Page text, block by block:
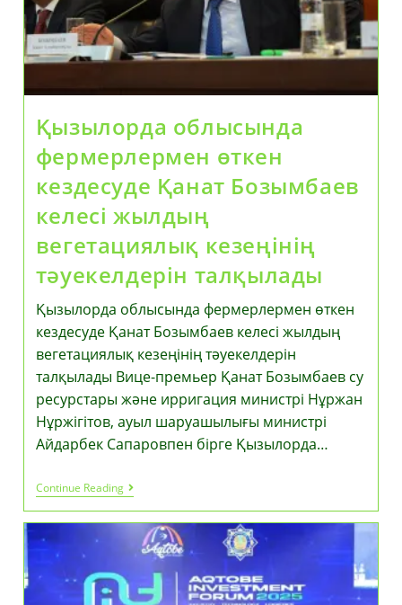
Қызылорда облысында
фермерлермен өткен
кездесуде Қанат Бозымбаев
келесі жылдың
вегетациялық кезеңінің
тәуекелдерін талқылады
Қызылорда облысында фермерлермен өткен
кездесуде Қанат Бозымбаев келесі жылдың
вегетациялық кезеңінің тәуекелдерін
талқылады Вице-премьер Қанат Бозымбаев су
ресурстары және ирригация министрі Нұржан
Нұржігітов, ауыл шаруашылығы министрі
Айдарбек Сапаровпен бірге Қызылорда…
Continue ReadingҚызылорда
Облысында
Фермерлермен
Өткен
Кездесуде
Қанат
Бозымбаев
Келесі